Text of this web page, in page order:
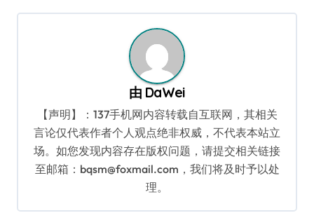
导
由 DaWei
【声明】：137手机网内容转载自互联网，其相关
言论仅代表作者个人观点绝非权威，不代表本站立
场。如您发现内容存在版权问题，请提交相关链接
至邮箱：bqsm@foxmail.com，我们将及时予以处
理。